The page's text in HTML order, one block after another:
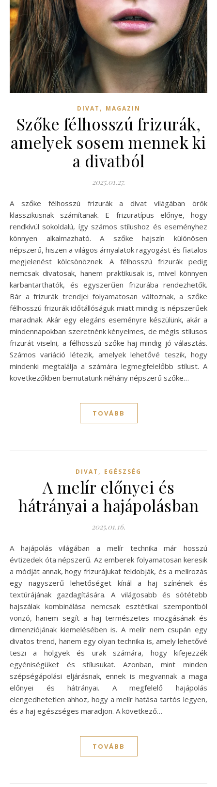
DIVAT , MAGAZIN
Szőke félhosszú frizurák,
amelyek sosem mennek ki
a divatból
2025.01.27.
A szőke félhosszú frizurák a divat világában örök
klasszikusnak számítanak. E frizuratípus előnye, hogy
rendkívül sokoldalú, így számos stílushoz és eseményhez
könnyen alkalmazható. A szőke hajszín különösen
népszerű, hiszen a világos árnyalatok ragyogást és fiatalos
megjelenést kölcsönöznek. A félhosszú frizurák pedig
nemcsak divatosak, hanem praktikusak is, mivel könnyen
karbantarthatók, és egyszerűen frizurába rendezhetők.
Bár a frizurák trendjei folyamatosan változnak, a szőke
félhosszú frizurák időtállóságuk miatt mindig is népszerűek
maradnak. Akár egy elegáns eseményre készülünk, akár a
mindennapokban szeretnénk kényelmes, de mégis stílusos
frizurát viselni, a félhosszú szőke haj mindig jó választás.
Számos variáció létezik, amelyek lehetővé teszik, hogy
mindenki megtalálja a számára legmegfelelőbb stílust. A
következőkben bemutatunk néhány népszerű szőke…
TOVÁBB
DIVAT , EGÉSZSÉG
A melír előnyei és
hátrányai a hajápolásban
2025.01.16.
A hajápolás világában a melír technika már hosszú
évtizedek óta népszerű. Az emberek folyamatosan keresik
a módját annak, hogy frizurájukat feldobják, és a melírozás
egy nagyszerű lehetőséget kínál a haj színének és
textúrájának gazdagítására. A világosabb és sötétebb
hajszálak kombinálása nemcsak esztétikai szempontból
vonzó, hanem segít a haj természetes mozgásának és
dimenziójának kiemelésében is. A melír nem csupán egy
divatos trend, hanem egy olyan technika is, amely lehetővé
teszi a hölgyek és urak számára, hogy kifejezzék
egyéniségüket és stílusukat. Azonban, mint minden
szépségápolási eljárásnak, ennek is megvannak a maga
előnyei és hátrányai. A megfelelő hajápolás
elengedhetetlen ahhoz, hogy a melír hatása tartós legyen,
és a haj egészséges maradjon. A következő…
TOVÁBB